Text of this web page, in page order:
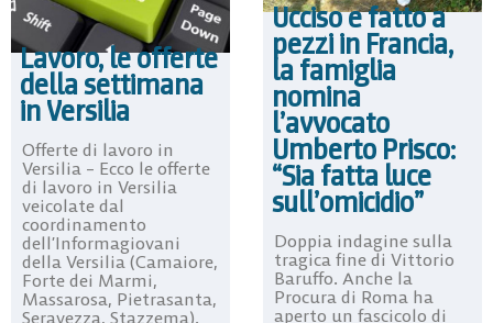
Lavoro, le offerte
della settimana
in Versilia
Offerte di lavoro in
Versilia – Ecco le offerte
di lavoro in Versilia
veicolate dal
coordinamento
dell’Informagiovani
della Versilia (Camaiore,
Forte dei Marmi,
Massarosa, Pietrasanta,
Seravezza, Stazzema).
Ucciso e fatto a
pezzi in Francia,
la famiglia
nomina
l’avvocato
Umberto Prisco:
“Sia fatta luce
sull’omicidio”
Doppia indagine sulla
tragica fine di Vittorio
Baruffo. Anche la
Procura di Roma ha
aperto un fascicolo di